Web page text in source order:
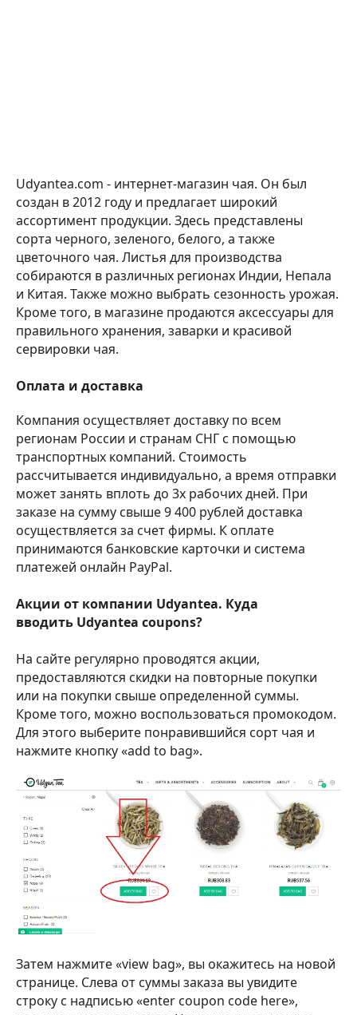
Udyantea.com - интернет-магазин чая. Он был
создан в 2012 году и предлагает широкий
ассортимент продукции. Здесь представлены
сорта черного, зеленого, белого, а также
цветочного чая. Листья для производства
собираются в различных регионах Индии, Непала
и Китая. Также можно выбрать сезонность урожая.
Кроме того, в магазине продаются аксессуары для
правильного хранения, заварки и красивой
сервировки чая.
Оплата и доставка
Компания осуществляет доставку по всем
регионам России и странам СНГ с помощью
транспортных компаний. Стоимость
рассчитывается индивидуально, а время отправки
может занять вплоть до 3х рабочих дней. При
заказе на сумму свыше 9 400 рублей доставка
осуществляется за счет фирмы. К оплате
принимаются банковские карточки и система
платежей онлайн PayPal.
Акции от компании Udyantea. Куда
вводить Udyantea coupons?
На сайте регулярно проводятся акции,
предоставляются скидки на повторные покупки
или на покупки свыше определенной суммы.
Кроме того, можно воспользоваться промокодом.
Для этого выберите понравившийся сорт чая и
нажмите кнопку «add to bag».
Затем нажмите «view bag», вы окажитесь на новой
странице. Слева от суммы заказа вы увидите
строку с надписью «enter coupon code here»,